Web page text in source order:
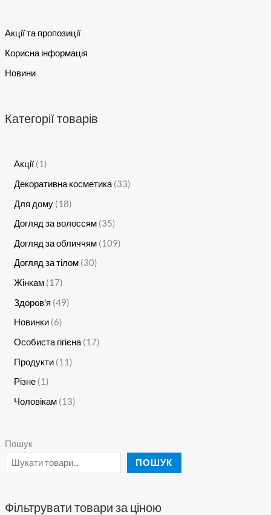
Акції та пропозиції
Корисна інформація
Новини
Категорії товарів
Акції 1
Декоративна косметика 33
Для дому 18
Догляд за волоссям 35
Догляд за обличчям 109
Догляд за тілом 30
Жінкам 17
Здоров'я 49
Новинки 6
Особиста гігієна 17
Продукти 11
Різне 1
Чоловікам 13
Пошук
ПОШУК
Фільтрувати товари за ціною